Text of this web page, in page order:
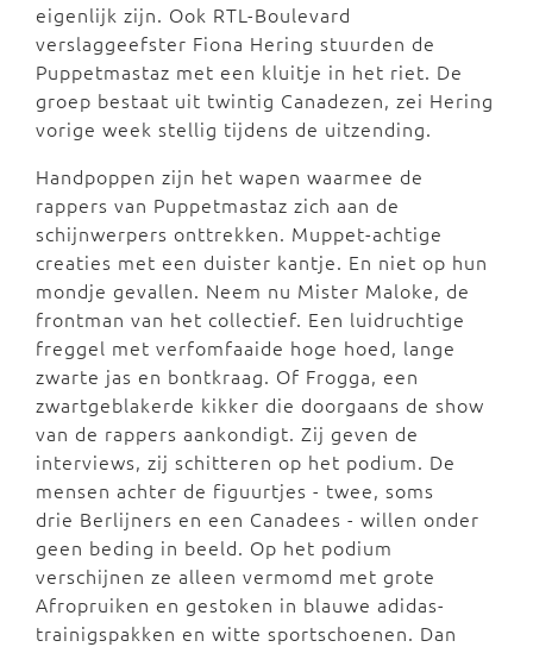
eigenlijk zijn. Ook RTL-Boulevard
verslaggeefster Fiona Hering stuurden de
Puppetmastaz met een kluitje in het riet. De
groep bestaat uit twintig Canadezen, zei Hering
vorige week stellig tijdens de uitzending.
Handpoppen zijn het wapen waarmee de
rappers van Puppetmastaz zich aan de
schijnwerpers onttrekken. Muppet-achtige
creaties met een duister kantje. En niet op hun
mondje gevallen. Neem nu Mister Maloke, de
frontman van het collectief. Een luidruchtige
freggel met verfomfaaide hoge hoed, lange
zwarte jas en bontkraag. Of Frogga, een
zwartgeblakerde kikker die doorgaans de show
van de rappers aankondigt. Zij geven de
interviews, zij schitteren op het podium. De
mensen achter de figuurtjes - twee, soms
drie Berlijners en een Canadees - willen onder
geen beding in beeld. Op het podium
verschijnen ze alleen vermomd met grote
Afropruiken en gestoken in blauwe adidas-
trainigspakken en witte sportschoenen. Dan